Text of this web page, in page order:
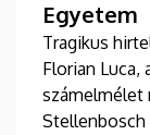
Egyetem
Tragikus
Florian Luca,
számelmélet
Stellenbosch